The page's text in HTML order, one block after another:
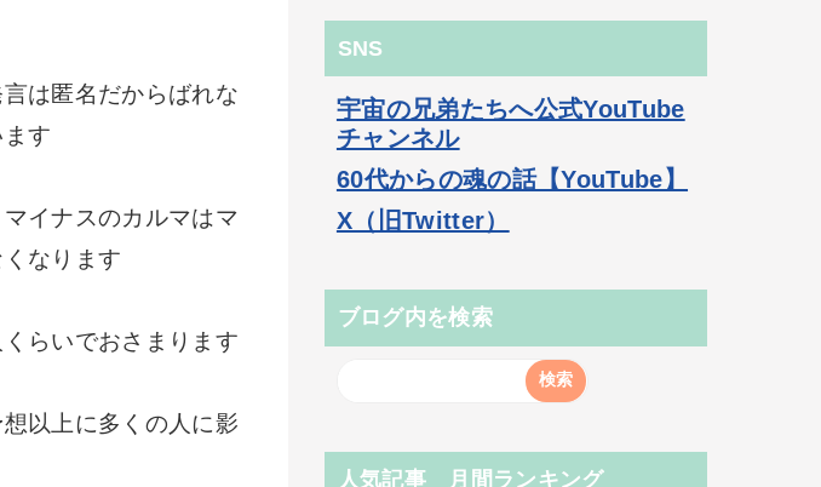
は匿名だからばれな
す
イナスのカルマはマ
なります
らいでおさまります
以上に多くの人に影
SNS
宇宙の兄弟たちへ公式YouTube
チャンネル
60代からの魂の話【YouTube】
X（旧Twitter）
ブログ内を検索
人気記事 月間ランキング